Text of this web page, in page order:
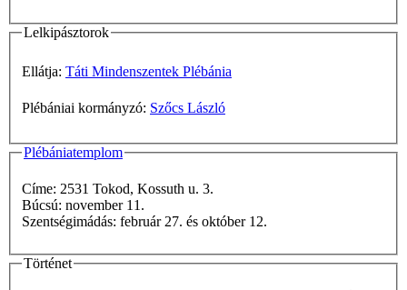
Lelkipásztorok
Ellátja: Táti Mindenszentek Plébánia
Plébániai kormányzó: Szőcs László
Plébániatemplom
Címe: 2531 Tokod, Kossuth u. 3.
Búcsú: november 11.
Szentségimádás: február 27. és október 12.
Történet